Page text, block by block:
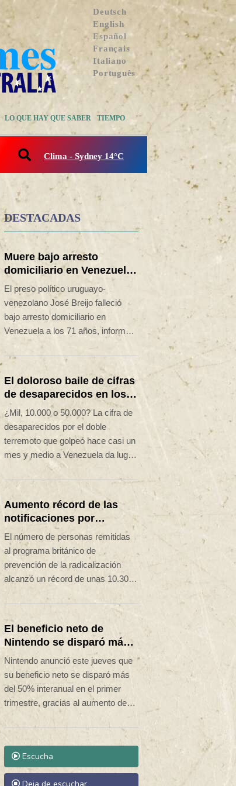
Deutsch
English
Español
Français
Italiano
Português
LO QUE HAY QUE SABER TIEMPO
Clima - Sydney 14°C
DESTACADAS
Muere bajo arresto
domiciliario en Venezuela
un preso político de
origen uruguayo
El preso político uruguayo-
venezolano José Breijo falleció
bajo arresto domiciliario en
Venezuela a los 71 años, informó
después de que su caso se hiciera
notorio porque al salir de prisión
encontró su casa invadida por el
policía que lo detuvo.
El doloroso baile de cifras
de desaparecidos en los
sismos en Venezuela
¿Mil, 10.000 o 50.000? La cifra de
desaparecidos por el doble
terremoto que golpeó hace casi un
mes y medio a Venezuela da lugar
a cifras disímiles que las
autoridades no se esfuerzan por
esclarecer.
Aumento récord de las
notificaciones por
radicalización en Reino
Unido
El número de personas remitidas
al programa británico de
prevención de la radicalización
alcanzó un récord de unas 10.300
entre octubre de 2024 y
septiembre de 2025, con fuerte
aumento de notificaciones
relacionadas con la extrema
derecha, según un informe anual
publicado este jueves.
El beneficio neto de
Nintendo se disparó más
del 50% en el primer
trimestre
Nintendo anunció este jueves que
su beneficio neto se disparó más
del 50% interanual en el primer
trimestre, gracias al aumento de
las ventas de videojuegos y a unos
ingresos extraordinarios
relacionados con las devoluciones
de aranceles de Estados Unidos.
Escucha
Deja de escuchar